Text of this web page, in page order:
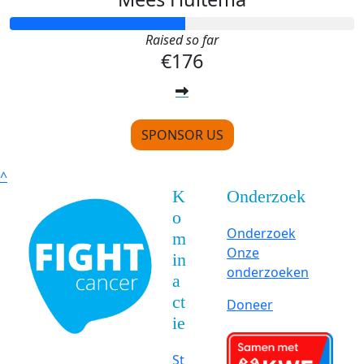
Raised so far
€176
SPONSOR US
^
K
o
m
in
a
ct
ie
St
Onderzoek
Onderzoek
Onze
onderzoeken
Doneer